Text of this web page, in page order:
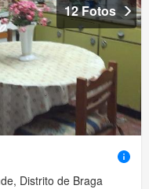
12 Fotos
Distrito de Braga